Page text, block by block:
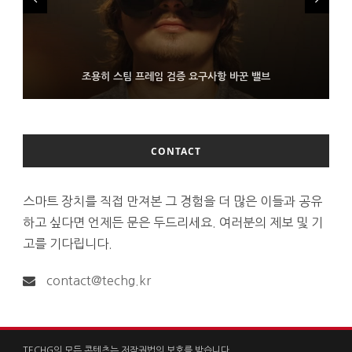
조용히 스팀 프레임 검증 요구사항 바꾼 밸브
9월 4일부터 서비스 접는 안드로이드 장치용 구글 어시스턴트
보인 삼성전자
CONTACT
스마트 장치를 직접 만져본 그 경험을 더 많은 이들과 공유
하고 싶다면 언제든 문은 두드리세요. 여러분의 제보 및 기
고를 기다립니다.
contact@techg.kr